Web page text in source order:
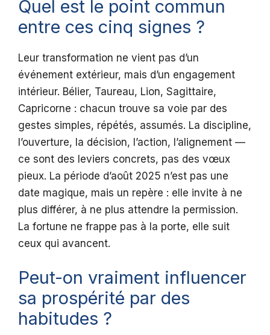
Quel est le point commun
entre ces cinq signes ?
Leur transformation ne vient pas d’un
événement extérieur, mais d’un engagement
intérieur. Bélier, Taureau, Lion, Sagittaire,
Capricorne : chacun trouve sa voie par des
gestes simples, répétés, assumés. La discipline,
l’ouverture, la décision, l’action, l’alignement —
ce sont des leviers concrets, pas des vœux
pieux. La période d’août 2025 n’est pas une
date magique, mais un repère : elle invite à ne
plus différer, à ne plus attendre la permission.
La fortune ne frappe pas à la porte, elle suit
ceux qui avancent.
Peut-on vraiment influencer
sa prospérité par des
habitudes ?